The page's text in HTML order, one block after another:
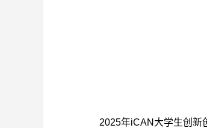
2025年iCAN大学生创新